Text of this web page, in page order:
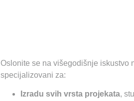
Oslonite se na višegodišnje iskustvo
specijalizovani za:
Izradu svih vrsta projekata,